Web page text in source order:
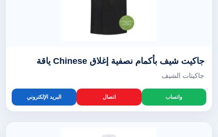
جاكيت شيف بأكمام نصفية إغلاق Chinese ياقة
جاكيتات الشيف
واتساب اتصال البريد الإلكتروني